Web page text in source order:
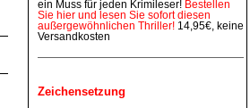
ein Muss für jeden Krimileser! Bestellen
Sie hier und lesen Sie sofort diesen
außergewöhnlichen Thriller! 14,95€, keine
Versandkosten
Zeichensetzung